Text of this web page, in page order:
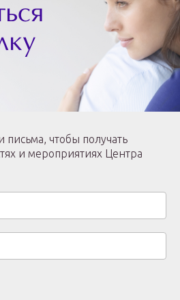
чтобы получать
и мероприятиях Центра